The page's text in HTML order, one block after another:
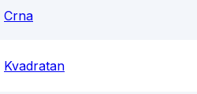
Crna
Kvadratan